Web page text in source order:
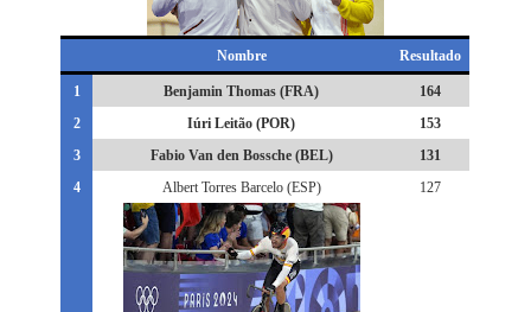
Nombre Resultado
1 Benjamin Thomas (FRA)
164
2
Iúri Leitão (POR)
153
3
Fabio Van den Bossche (BEL)
131
4
Albert Torres Barcelo (ESP) 127